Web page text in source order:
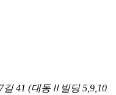
길 41 (대동Ⅱ빌딩 5,9,10